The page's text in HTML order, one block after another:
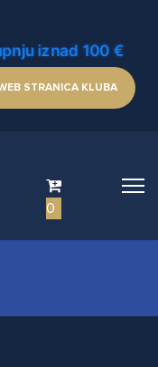
iznad 100 €
STRANICA KLUBA
0